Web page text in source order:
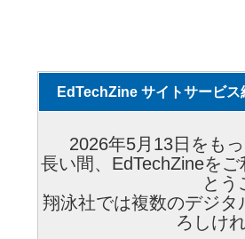
EdTechZine サイトサービス
2026年5月13日をも
長い間、EdTechZineを
とう
翔泳社では複数のデジ
ろしけ